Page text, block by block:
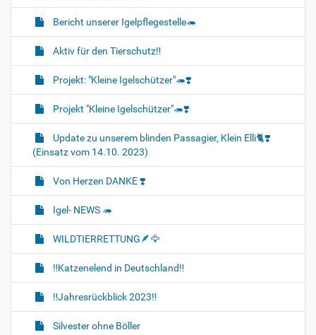
Bericht unserer Igelpflegestelle🦔
Aktiv für den Tierschutz‼️
Projekt: "Kleine Igelschützer"🦔❣️
Projekt "Kleine Igelschützer"🦔❣️
Update zu unserem blinden Passagier, Klein Elli🐈❣️
(Einsatz vom 14.10. 2023)
Von Herzen DANKE ❣️
Igel- NEWS 🦔
WILDTIERRETTUNG🪶🦅
‼️Katzenelend in Deutschland‼️
‼️Jahresrückblick 2023‼️
Silvester ohne Böller